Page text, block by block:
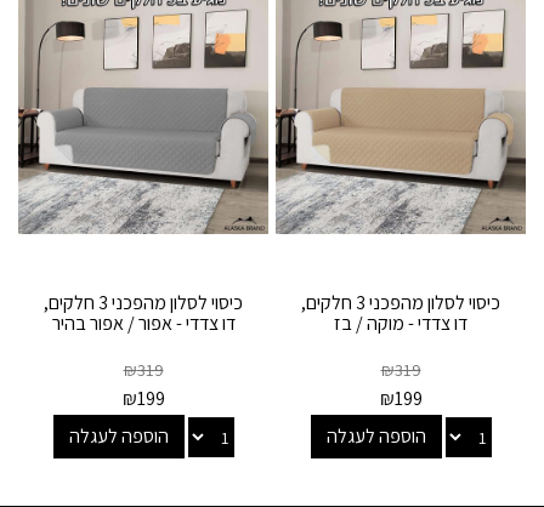
כיסוי לסלון מהפכני 3 חלקים,
דו צדדי - מוקה / בז
₪319
₪199
הוספה לעגלה
כיסוי לסלון מהפכני 3 חלקים,
דו צדדי - אפור / אפור בהיר
₪319
₪199
הוספה לעגלה